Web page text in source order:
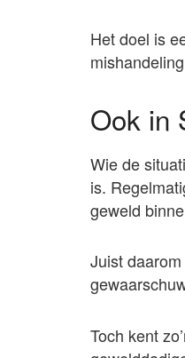
Het doel is
Ook in
Wie de
is.
geweld
Juist
Toch kent